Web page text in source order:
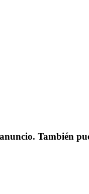
También